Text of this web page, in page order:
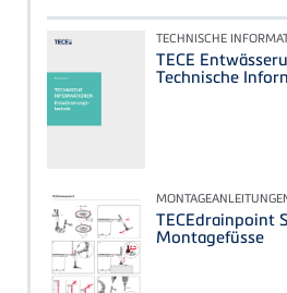
TECHNISCHE
TECE
Technische
TECEdrainpoint
Montagefüsse